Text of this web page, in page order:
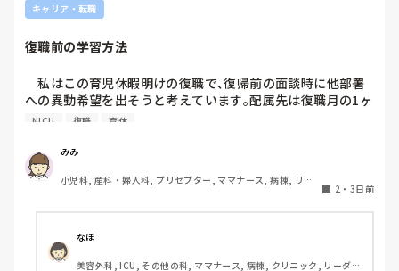
キャリア・転職
復職前の学習方法
私はこの育児休暇明けの復職で､復帰前の面談時に他部署
への異動希望を出そうと考えています｡配属先は復職月の1ヶ
月前に確定するので､まだまだどこの部署へ配属されるか定
ただ､復職するまで何も学習しないというのは不安でたま
りません｡今､どこの配属になっても良いように土台である解
剖生理学を見直しています｡皆さんならどのように対策され
NICU 復職 育休
みみ
小児科, 産科・婦人科, プリセプター, ママナース, 病棟, リー
2 ・ 3日前
なほ
美容外科, ICU, その他の科, ママナース, 病棟, クリニック, リーダ